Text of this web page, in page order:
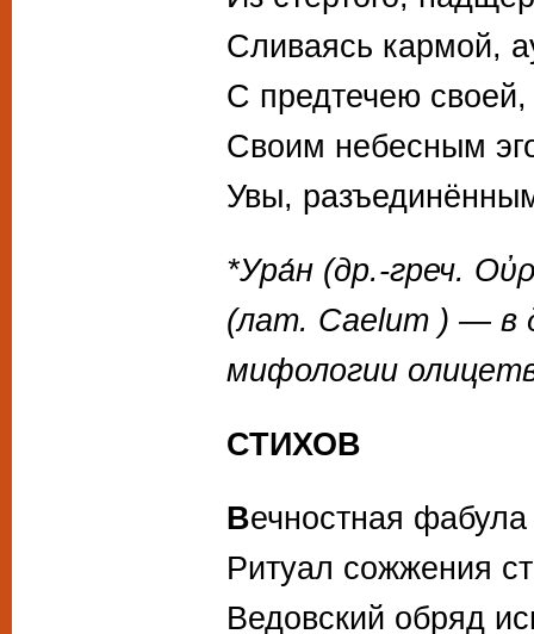
Сливаясь кармой,
С предтечею
Своим небесным
Увы,
*Ура́н (др.-греч.
(лат. Caelum ) — в
мифологии
СТИХОВ
Вечностная
Ритуал сожжения
Ведовский обряд